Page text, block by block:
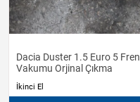
Dacia Duster 1.5 Euro 5 Fren
Vakumu Orjinal Çıkma
İkinci El